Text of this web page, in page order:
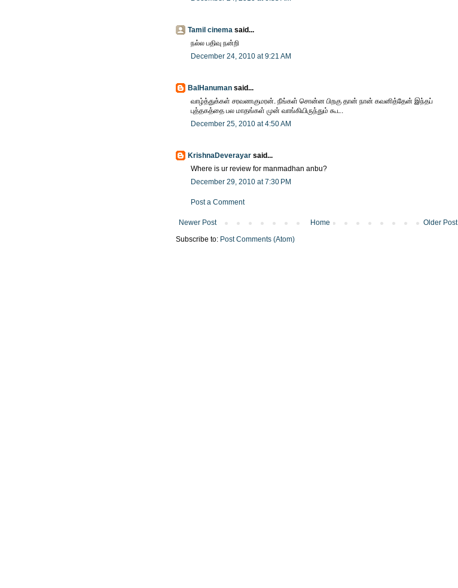
Tamil cinema said...
நல்ல பதிவு நன்றி
December 24, 2010 at 9:21 AM
BalHanuman said...
வாழ்த்துக்கள் சரவணகுமரன். நீங்கள் சொன்ன பிறகு தான் நான் கவனித்தேன் இந்தப்
புத்தகத்தை பல மாதங்கள் முன் வாங்கியிருந்தும் கூட.
December 25, 2010 at 4:50 AM
KrishnaDeverayar said...
Where is ur review for manmadhan anbu?
December 29, 2010 at 7:30 PM
Post a Comment
Newer Post Older Post
Home
Subscribe to: Post Comments (Atom)